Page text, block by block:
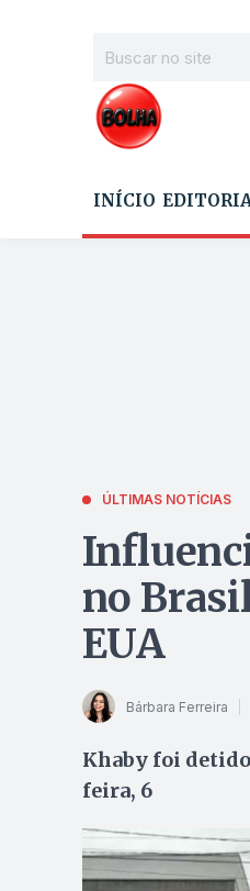
INÍCIO
ÚLTIMAS NOTÍCIAS
no
EUA
Bárbara Ferreira
Khaby foi
feira, 6